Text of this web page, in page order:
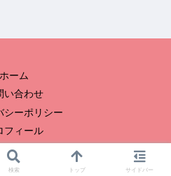
ホーム
い合わせ
シーポリシー
フィール
のおひまつぶし.
検索 トップ サイドバー